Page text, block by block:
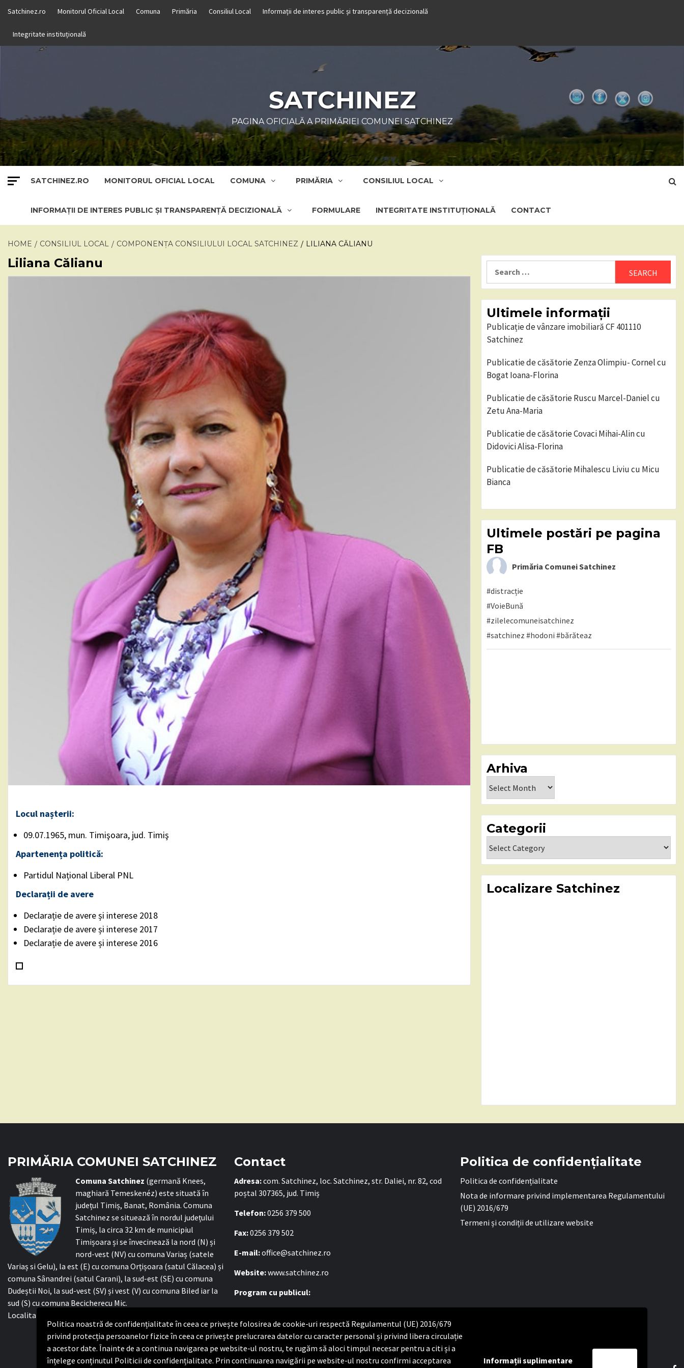
Politica noastră de confidențialitate în ceea ce privește folosirea de cookie-uri respectă Regulamentul (UE) 2016/679
privind protecția persoanelor fizice în ceea ce privește prelucrarea datelor cu caracter personal și privind libera circulație
a acestor date. Înainte de a continua navigarea pe website-ul nostru, te rugăm să aloci timpul necesar pentru a citi și a
înțelege conținutul Politicii de confidențialitate. Prin continuarea navigării pe website-ul nostru confirmi acceptarea
Informații suplimentare
content
Satchinez.ro Monitorul Oficial Local Comuna Primăria Consiliul Local Informații de interes public și transparență decizională
Integritate instituțională
SATCHINEZ
PAGINA OFICIALĂ A PRIMĂRIEI COMUNEI SATCHINEZ
SATCHINEZ.RO MONITORUL OFICIAL LOCAL COMUNA PRIMĂRIA CONSILIUL LOCAL
INFORMAȚII DE INTERES PUBLIC ȘI TRANSPARENȚĂ DECIZIONALĂ FORMULARE INTEGRITATE INSTITUȚIONALĂ CONTACT
HOME CONSILIUL LOCAL COMPONENȚA CONSILIULUI LOCAL SATCHINEZ LILIANA CĂLIANU
Liliana Călianu
Locul nașterii:
09.07.1965, mun. Timişoara, jud. Timiş
Apartenența politică:
Partidul Național Liberal PNL
Declarații de avere
Declarație de avere și interese 2018
Declarație de avere și interese 2017
Declarație de avere și interese 2016
Ultimele informații
Publicație de vânzare imobiliară CF 401110
Satchinez
Publicatie de căsătorie Zenza Olimpiu- Cornel cu
Bogat Ioana-Florina
Publicatie de căsătorie Ruscu Marcel-Daniel cu
Zetu Ana-Maria
Publicatie de căsătorie Covaci Mihai-Alin cu
Didovici Alisa-Florina
Publicatie de căsătorie Mihalescu Liviu cu Micu
Bianca
Ultimele postări pe pagina
FB
Primăria Comunei Satchinez
#distracție
#VoieBună
#zilelecomuneisatchinez
#satchinez #hodoni #bărăteaz
Arhiva
Categorii
Localizare Satchinez
PRIMĂRIA COMUNEI SATCHINEZ
Comuna Satchinez (germană Knees,
maghiară Temeskenéz) este situată în
județul Timiș, Banat, România. Comuna
Satchinez se situează în nordul județului
Timiș, la circa 32 km de municipiul
Timișoara și se învecinează la nord (N) și
nord-vest (NV) cu comuna Variaș (satele
Variaș si Gelu), la est (E) cu comuna Orțișoara (satul Călacea) și
comuna Sânandrei (satul Carani), la sud-est (SE) cu comuna
Dudeștii Noi, la sud-vest (SV) și vest (V) cu comuna Biled iar la
sud (S) cu comuna Becicherecu Mic.
Localitatea Satchinez este reședința comunei cu același nume.
Contact
Adresa:com. Satchinez, loc. Satchinez, str. Daliei, nr. 82, cod
poștal 307365, jud. Timiș
Telefon:0256 379 500
Fax:0256 379 502
E-mail:office@satchinez.ro
Website:www.satchinez.ro
Program cu publicul:
Vineri:8:00 – 14:00
Politica de confidențialitate
Politica de confidențialitate
Nota de informare privind implementarea Regulamentului
(UE) 2016/679
Termeni și condiții de utilizare website